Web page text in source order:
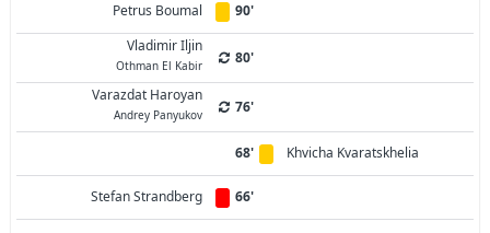
Petrus Boumal
90'
Vladimir Iljin
Othman El Kabir
80'
Varazdat Haroyan
Andrey Panyukov 76'
68' Khvicha Kvaratskhelia
Stefan Strandberg 66'